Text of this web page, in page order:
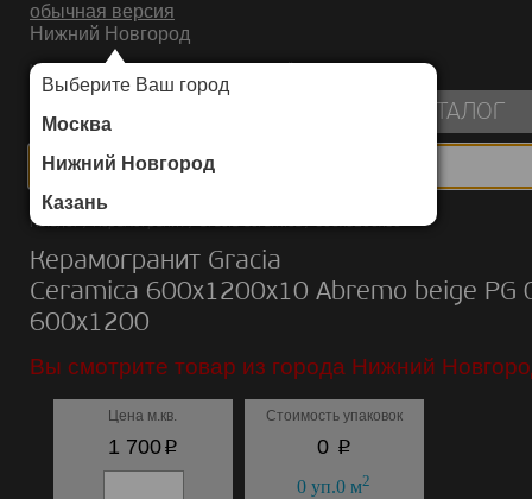
обычная версия
Нижний Новгород
Выберите Ваш город
Москва
Нижний Новгород
Казань
ИНТЕРНЕТ-МАГАЗИН НАПОЛЬНЫХ ПОКРЫТИЙ
КАТАЛОГ
Каталог/Керамогранит/Gracia Ceramica/600х1200х10
Керамогранит Gracia
Ceramica 600х1200х10 Abremo beige PG
600х1200
Вы смотрите товар из города Нижний
Цена м.кв.
1 700p
Стоимость упаковок
0 p
0 уп.0 м2